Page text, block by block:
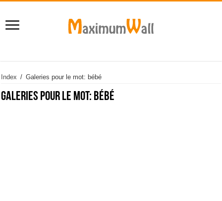
Index / Galeries pour le mot: bébé
Galeries pour le mot: bébé